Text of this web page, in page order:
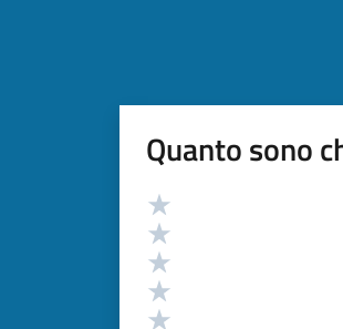
Quanto sono
Valutazione